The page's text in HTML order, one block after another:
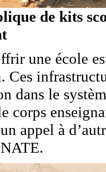
de kits
une école
Ces
dans le
corps
appel à